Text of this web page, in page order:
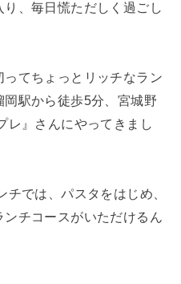
、毎日慌ただしく過ごし
てちょっとリッチなラン
駅から徒歩5分、宮城野
レ』さんにやってきまし
チでは、パスタをはじめ、
チコースがいただけるん